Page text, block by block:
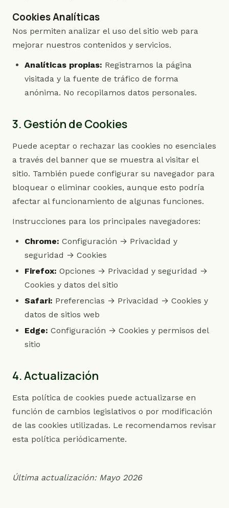
Cookies Analíticas
Nos permiten analizar el uso del sitio web para
mejorar nuestros contenidos y servicios.
Analíticas propias: Registramos la página
visitada y la fuente de tráfico de forma
anónima. No recopilamos datos personales.
3. Gestión de Cookies
Puede aceptar o rechazar las cookies no esenciales
a través del banner que se muestra al visitar el
sitio. También puede configurar su navegador para
bloquear o eliminar cookies, aunque esto podría
afectar al funcionamiento de algunas funciones.
Instrucciones para los principales navegadores:
Chrome: Configuración → Privacidad y
seguridad → Cookies
Firefox: Opciones → Privacidad y seguridad →
Cookies y datos del sitio
Safari: Preferencias → Privacidad → Cookies y
datos de sitios web
Edge: Configuración → Cookies y permisos del
sitio
4. Actualización
Esta política de cookies puede actualizarse en
función de cambios legislativos o por modificación
de las cookies utilizadas. Le recomendamos revisar
esta política periódicamente.
Última actualización: Mayo 2026